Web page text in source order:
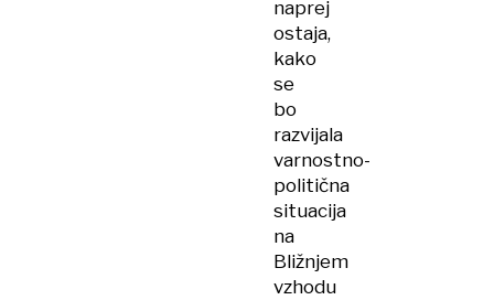
naprej
ostaja,
kako
se
bo
razvijala
varnostno-
politična
situacija
na
Bližnjem
vzhodu